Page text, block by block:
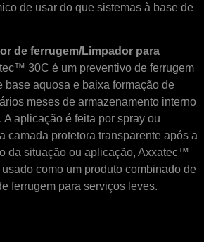
de usar do que sistemas à base de
de ferrugem/Limpador para
30C é um preventivo de ferrugem
base aquosa e baixa formação de
meses de armazenamento interno
A aplicação é feita por spray ou
camada protetora transparente após a
da situação ou aplicação, Axxatec™
como um produto combinado de
ferrugem para serviços leves.